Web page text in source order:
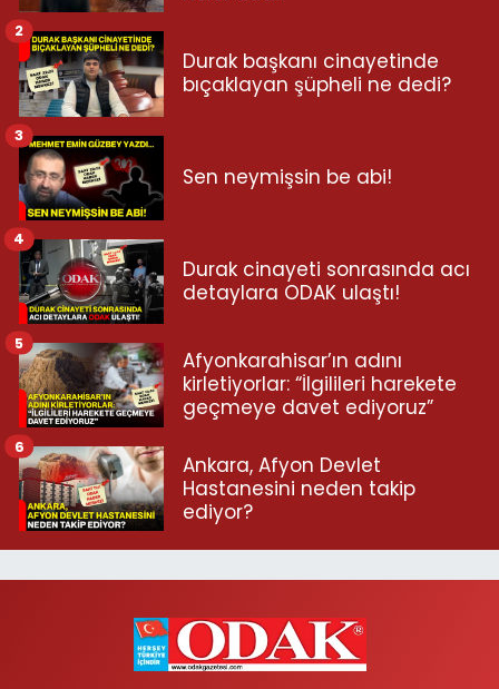
Durak başkanı cinayetinde
bıçaklayan şüpheli ne dedi?
2
Sen neymişsin be abi!
3
Durak cinayeti sonrasında acı
detaylara ODAK ulaştı!
4
Afyonkarahisar’ın adını
kirletiyorlar: “İlgilileri harekete
geçmeye davet ediyoruz”
5
Ankara, Afyon Devlet
Hastanesini neden takip
ediyor?
6